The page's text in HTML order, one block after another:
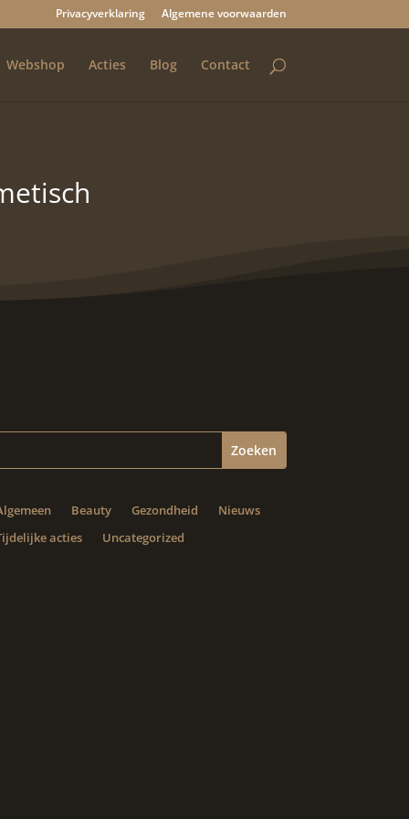
Privacyverklaring Algemene voorwaarden
Webshop Acties Blog Contact
Beauty Gezondheid
Nieuws
acties
Uncategorized